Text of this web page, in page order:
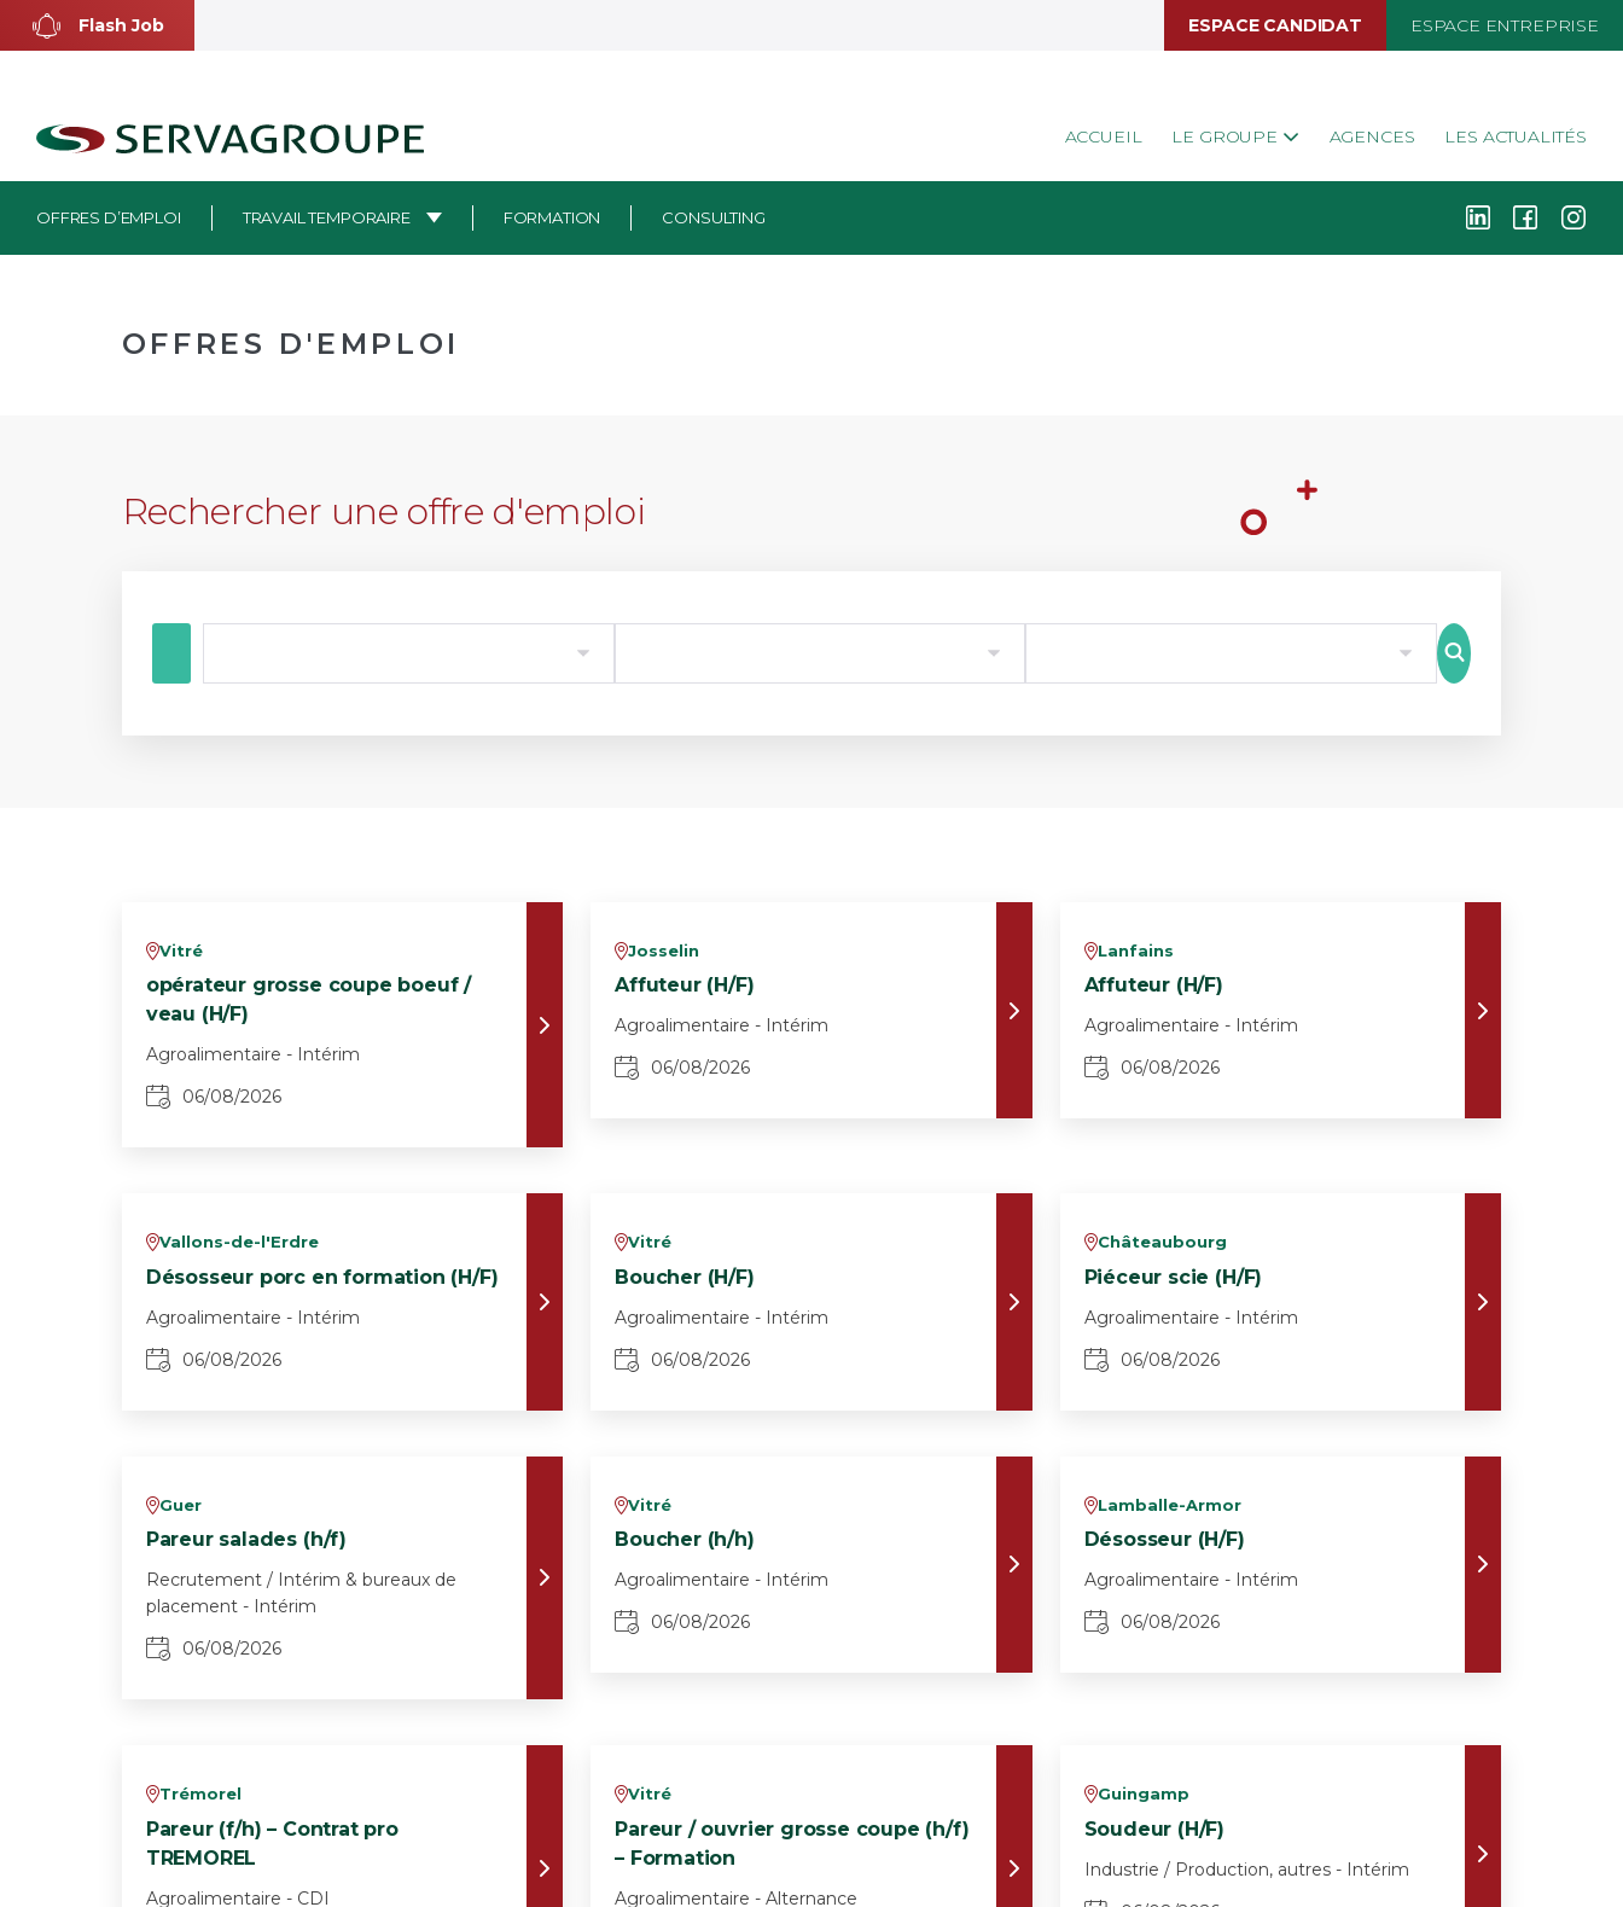
Aller
Flash Job ESPACE CANDIDAT ESPACE ENTREPRISE
ACCUEIL LE GROUPE AGENCES LES ACTUALITÉS
OFFRES D’EMPLOI TRAVAIL TEMPORAIRE FORMATION CONSULTING k i j
OFFRES D'EMPLOI
Rechercher une offre d'emploi
8
vVitré
opérateur grosse coupe boeuf /
veau (H/F)
Agroalimentaire - Intérim
06/08/2026
vJosselin
Affuteur (H/F)
Agroalimentaire - Intérim
06/08/2026
vLanfains
Affuteur (H/F)
Agroalimentaire - Intérim
06/08/2026
vVallons-de-l'Erdre
Désosseur porc en formation (H/F)
Agroalimentaire - Intérim
06/08/2026
vVitré
Boucher (H/F)
Agroalimentaire - Intérim
06/08/2026
vChâteaubourg
Piéceur scie (H/F)
Agroalimentaire - Intérim
06/08/2026
vGuer
Pareur salades (h/f)
Recrutement / Intérim & bureaux de
placement - Intérim
06/08/2026
vVitré
Boucher (h/h)
Agroalimentaire - Intérim
06/08/2026
vLamballe-Armor
Désosseur (H/F)
Agroalimentaire - Intérim
06/08/2026
vTrémorel
Pareur (f/h) – Contrat pro
TREMOREL
Agroalimentaire - CDI
vVitré
Pareur / ouvrier grosse coupe (h/f)
– Formation
Agroalimentaire - Alternance
vGuingamp
Soudeur (H/F)
Industrie / Production, autres - Intérim